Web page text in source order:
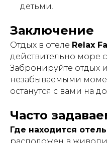
детьми.
Заключение
Отдых в отеле Relax
действительно море
Забронируйте отдых
незабываемыми
останутся с вами на
Часто
Где находится